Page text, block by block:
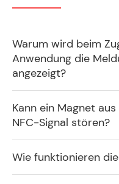
Warum wird beim
Anwendung die
angezeigt?
Kann ein Magnet
NFC-Signal stören?
Wie funktionieren